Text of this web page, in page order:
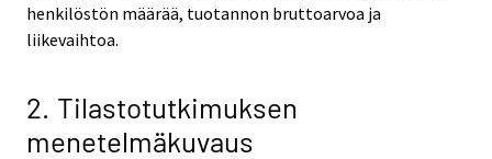
henkilöstön määrää, tuotannon bruttoarvoa ja
liikevaihtoa.
2. Tilastotutkimuksen
menetelmäkuvaus